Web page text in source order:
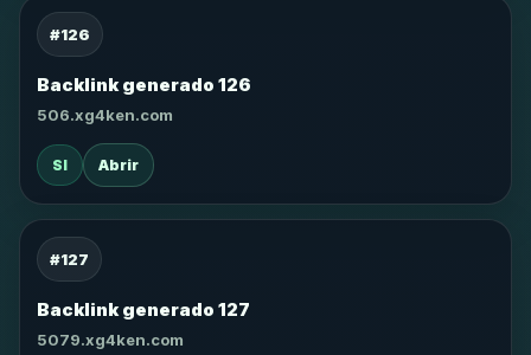
#126
Backlink generado 126
506.xg4ken.com
SI Abrir
#127
Backlink generado 127
5079.xg4ken.com